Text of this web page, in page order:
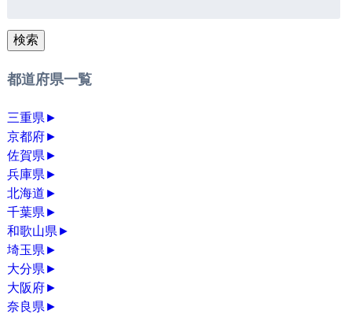
検索
都道府県一覧
三重県 ►
京都府►
佐賀県 ►
兵庫県 ►
北海道 ►
千葉県 ►
和歌山県 ►
埼玉県 ►
大分県 ►
大阪府►
奈良県 ►